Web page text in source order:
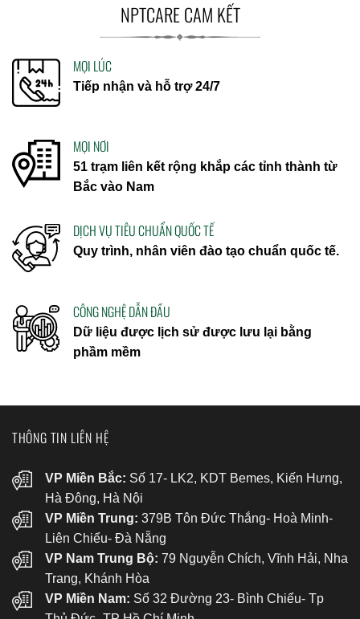
NPTCARE CAM KẾT
MỌI LÚC
Tiếp nhận và hỗ trợ 24/7
MỌI NƠI
51 trạm liên kết rộng khắp các tỉnh thành từ
Bắc vào Nam
DỊCH VỤ TIÊU CHUẨN QUỐC TẾ
Quy trình, nhân viên đào tạo chuẩn quốc tế.
CÔNG NGHỆ DẪN ĐẦU
Dữ liệu được lịch sử được lưu lại bằng
phầm mềm
THÔNG TIN LIÊN HỆ
VP Miền Bắc: Số 17- LK2, KDT Bemes, Kiến Hưng,
Hà Đông, Hà Nội
VP Miền Trung: 379B Tôn Đức Thắng- Hoà Minh-
Liên Chiểu- Đà Nẵng
VP Nam Trung Bộ: 79 Nguyễn Chích, Vĩnh Hải, Nha
Trang, Khánh Hòa
VP Miền Nam: Số 32 Đường 23- Bình Chiểu- Tp